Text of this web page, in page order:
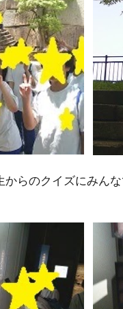
らのクイズにみん